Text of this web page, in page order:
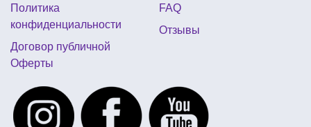
Политика
конфиденциальности
Договор публичной
Оферты
FAQ
Отзывы